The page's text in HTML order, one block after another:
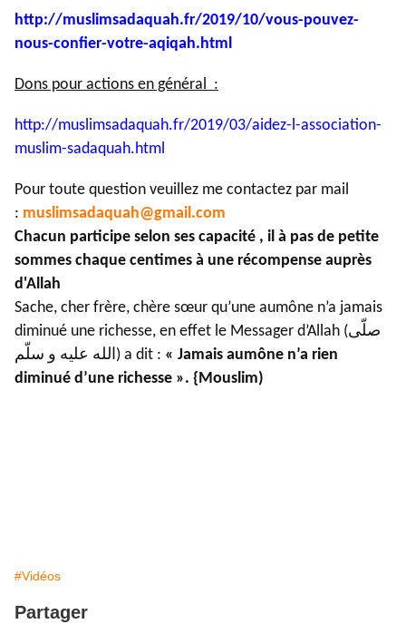
http://muslimsadaquah.fr/2019/10/vous-pouvez-
nous-confier-votre-aqiqah.html
Dons pour actions en général :
http://muslimsadaquah.fr/2019/03/aidez-l-association-
muslim-sadaquah.html
Pour toute question veuillez me contactez par mail
: muslimsadaquah@gmail.com
Chacun participe selon ses capacité , il à pas de petite
sommes chaque centimes à une récompense auprès
d'Allah
Sache, cher frère, chère sœur qu’une aumône n’a jamais
diminué une richesse, en effet le Messager d’Allah (صلّى
الله عليه و سلّم) a dit : « Jamais aumône n’a rien
diminué d’une richesse ». {Mouslim)
#Vidéos
Partager